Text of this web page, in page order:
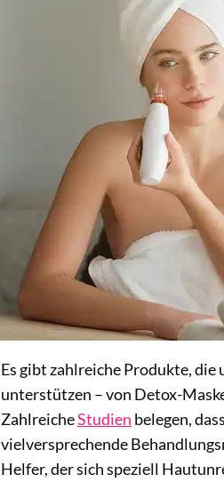
Es gibt zahlreiche Produkte, die
unterstützen – von Detox-
ZahlreicheStudien belegen,
vielversprechende
Helfer, der sich speziell